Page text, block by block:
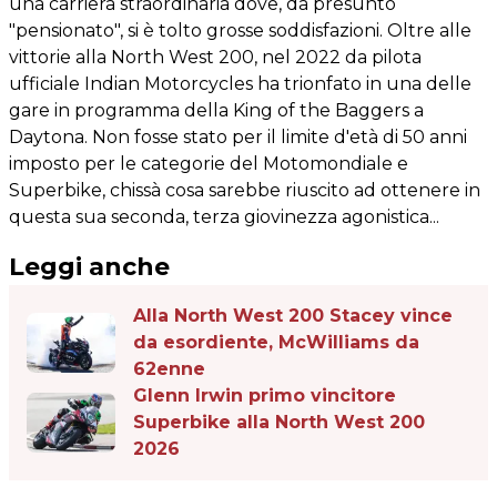
"pensionato", si è tolto grosse soddisfazioni. Oltre alle
vittorie alla North West 200, nel 2022 da pilota
ufficiale Indian Motorcycles ha trionfato in una delle
gare in programma della King of the Baggers a
Daytona. Non fosse stato per il limite d'età di 50 anni
imposto per le categorie del Motomondiale e
Superbike, chissà cosa sarebbe riuscito ad ottenere in
questa sua seconda, terza giovinezza agonistica...
Leggi anche
Alla North West 200 Stacey vince
da esordiente, McWilliams da
62enne
Glenn Irwin primo vincitore
Superbike alla North West 200
2026